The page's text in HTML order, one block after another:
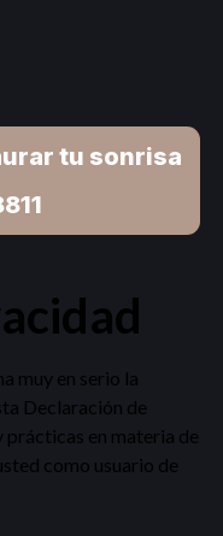
tu sonrisa
muy en serio la
Declaración de
en materia de
como usuario de